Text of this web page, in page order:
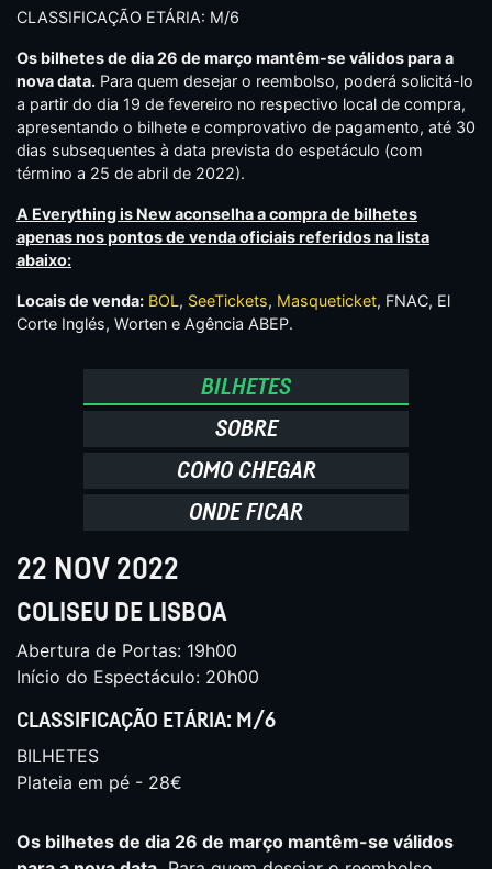
CLASSIFICAÇÃO ETÁRIA: M/6
Os bilhetes de dia 26 de março mantêm-se válidos para a
nova data. Para quem desejar o reembolso, poderá solicitá-lo
a partir do dia 19 de fevereiro no respectivo local de compra,
apresentando o bilhete e comprovativo de pagamento, até 30
dias subsequentes à data prevista do espetáculo (com
término a 25 de abril de 2022).
A Everything is New aconselha a compra de bilhetes
apenas nos pontos de venda oficiais referidos na lista
abaixo:
Locais de venda: BOL, SeeTickets, Masqueticket, FNAC, El
Corte Inglés, Worten e Agência ABEP.
BILHETES
SOBRE
COMO CHEGAR
ONDE FICAR
22 NOV 2022
COLISEU DE LISBOA
Abertura de Portas: 19h00
Início do Espectáculo: 20h00
CLASSIFICAÇÃO ETÁRIA: M/6
BILHETES
Plateia em pé - 28€
Os bilhetes de dia 26 de março mantêm-se válidos